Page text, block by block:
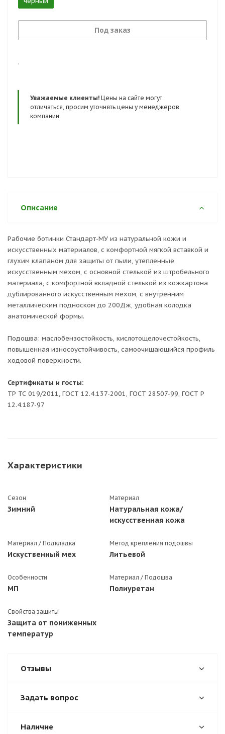
Сертификаты и госты:
ТР ТС 019/2011, ГОСТ 12.4.137-2001, ГОСТ 28507-99,
Под заказ
.
Уважаемые клиенты! Цены на сайте могут
отличаться, просим уточнять цены у менеджеров
компании.
Описание
Рабочие ботинки Стандарт-МУ из натуральной кожи и
искусственных материалов, с комфортной мягкой вставкой и
глухим клапаном для защиты от пыли, утепленные
искусственным мехом, с основной стелькой из штробельного
материала, с комфортной вкладной стелькой из кожкартона
дублированного искусственным мехом, с внутренним
металлическим подноском до 200Дж, удобная колодка
анатомической формы.
Подошва: маслобензостойкость, кислотощелочестойкость,
повышенная износоустойчивость, самоочищающийся профиль
ходовой поверхности.
Сертификаты и госты:
ТР ТС 019/2011, ГОСТ 12.4.137-2001, ГОСТ 28507-99, ГОСТ Р
12.4.187-97
Характеристики
Сезон
Зимний
Материал
Натуральная кожа/
искусственная кожа
Материал / Подкладка
Искуственный мех
Метод крепления подошвы
Литьевой
Особенности
МП
Материал / Подошва
Полиуретан
Свойства защиты
Защита от пониженных
температур
Отзывы
Задать вопрос
Наличие